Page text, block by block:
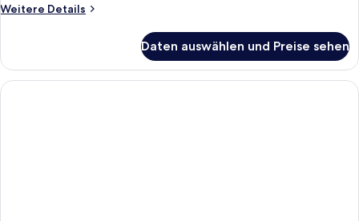
Weitere Details
Weitere
Daten auswählen und Preise sehen